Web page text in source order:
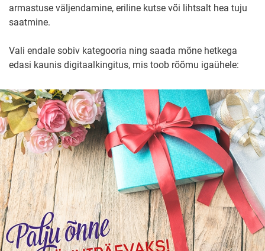
armastuse väljendamine, eriline kutse või lihtsalt hea tuju
saatmine.
Vali endale sobiv kategooria ning saada mõne hetkega
edasi kaunis digitaalkingitus, mis toob rõõmu igaühele: